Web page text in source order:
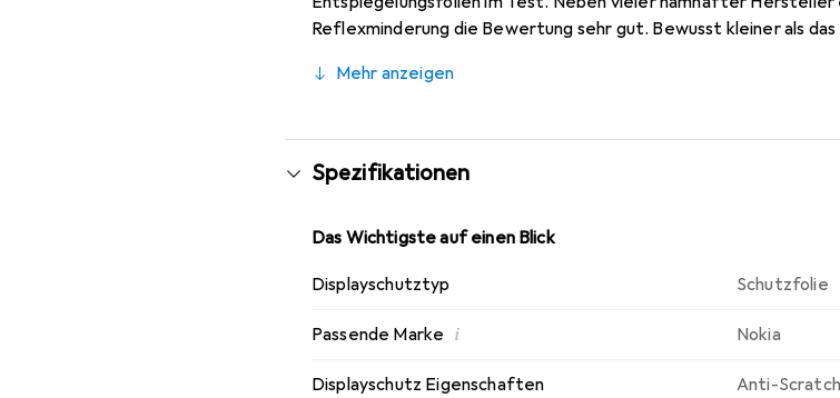
Reflexminderung die Bewertung sehr gut. Bewusst kleiner als
blasenfreie Montage bei gereinigtem Display! Die spezielle
Displayschutzfolie bietet ein angenehmes Bediengefühl und ist
Mehr anzeigen
Spezifikationen
Das Wichtigste auf einen Blick
Displayschutztyp Schutzfolie
Passende Marke i Nokia
Displayschutz Eigenschaften Anti-Scratch